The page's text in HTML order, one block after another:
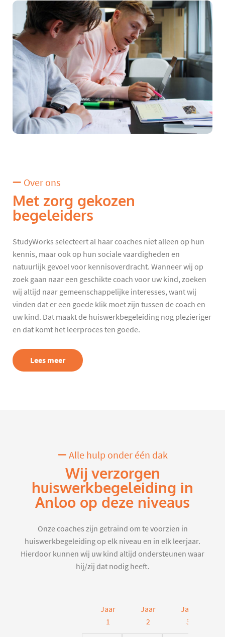
Over ons
Met zorg gekozen
begeleiders
StudyWorks selecteert al haar coaches niet alleen op hun
kennis, maar ook op hun sociale vaardigheden en
natuurlijk gevoel voor kennisoverdracht. Wanneer wij op
zoek gaan naar een geschikte coach voor uw kind, zoeken
wij altijd naar gemeenschappelijke interesses, want wij
vinden dat er een goede klik moet zijn tussen de coach en
uw kind. Dat maakt de huiswerkbegeleiding nog plezieriger
en dat komt het leerproces ten goede.
Lees meer
Alle hulp onder één dak
Wij verzorgen
huiswerkbegeleiding in
Anloo op deze niveaus
Onze coaches zijn getraind om te voorzien in
huiswerkbegeleiding op elk niveau en in elk leerjaar.
Hierdoor kunnen wij uw kind altijd ondersteunen waar
hij/zij dat nodig heeft.
Jaar
1
Jaar
2
Jaar
3